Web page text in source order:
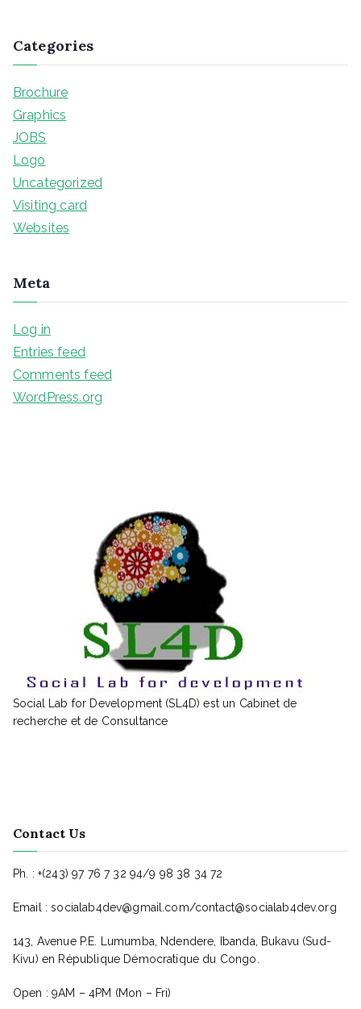
Categories
Brochure
Graphics
JOBS
Logo
Uncategorized
Visiting card
Websites
Meta
Log in
Entries feed
Comments feed
WordPress.org
Social Lab for Development (SL4D) est un Cabinet de
recherche et de Consultance
Contact Us
Ph. : +(243) 97 76 7 32 94/9 98 38 34 72
Email : socialab4dev@gmail.com/contact@socialab4dev.org
143, Avenue P.E. Lumumba, Ndendere, Ibanda, Bukavu (Sud-
Kivu) en République Démocratique du Congo.
Open : 9AM – 4PM (Mon – Fri)